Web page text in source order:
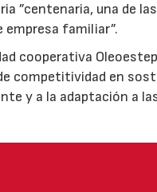
”centenaria, una de
empresa familiar”.
cooperativa
competitividad en
y a la adaptación a